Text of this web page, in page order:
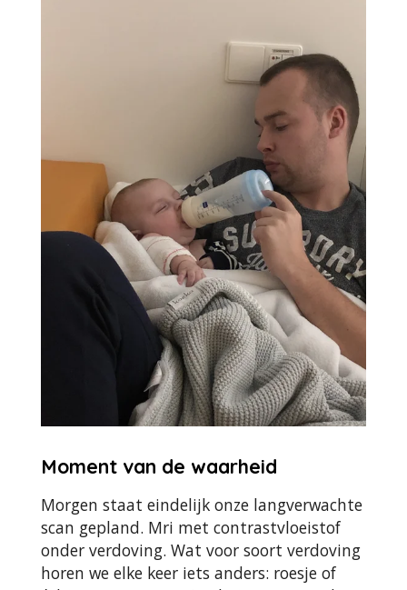
Moment van de waarheid
Morgen staat eindelijk onze langverwachte
scan gepland. Mri met contrastvloeistof
onder verdoving. Wat voor soort verdoving
horen we elke keer iets anders: roesje of